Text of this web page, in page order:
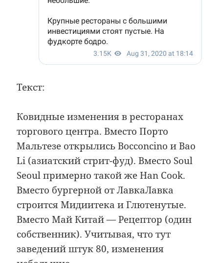
Текст:
Ковидные изменения в ресторанах
торгового центра. Вместо Порто
Мальтезе открылись Bocconcino и Bao
Li (азиатский стрит-фуд). Вместо Soul
Seoul примерно такой же Han Cook.
Вместо бургерной от ЛавкаЛавка
строится Мидиитека и Глютенутые.
Вместо Май Китай — Рецептор (один
собственник). Учитывая, что тут
заведений штук 80, изменения